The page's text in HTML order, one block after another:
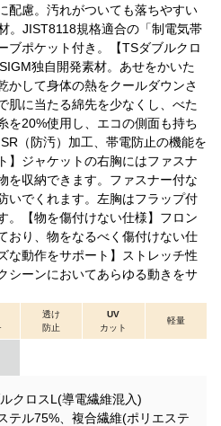
配慮。汚れがついても落ちやすい
。JIST8118規格適合の「制電気帯
ブポケット付き。【TSダブルクロ
独自開発素材。あせをかいた
かして身体の熱をクールダウンさ
肌に当たる綿先を少なくし、べた
を20%使用し、エコの側面も持ち
（防汚）加工、帯電防止の機能を
】ジャケットの右胸にはファスナ
を収納できます。ファスナー付な
いでくれます。左胸はフラップ付
。【物を傷付けない仕様】フロン
おり、物をなるべく傷付けない仕
な動作をサポート】ストレッチ性
シーンにおいてあらゆる動きをサ
透け
防止
UV
カット
軽量
クロスL(導電繊維混入)
テル75%、複合繊維(ポリエステ